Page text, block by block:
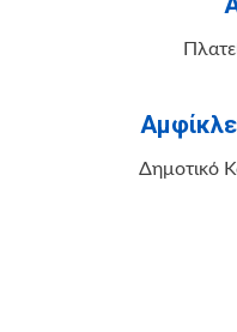
Δημοτικό